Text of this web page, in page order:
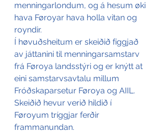
menningarlondum, og á hesum øki
hava Føroyar hava holla vitan og
royndir.
Í høvuðsheitum er skeiðið fíggjað
av játtanini til menningarsamstarv
frá Føroya landsstýri og er knýtt at
eini samstarvsavtalu millum
Fróðskaparsetur Føroya og AIIL.
Skeiðið hevur verið hildið í
Føroyum tríggjar ferðir
frammanundan.